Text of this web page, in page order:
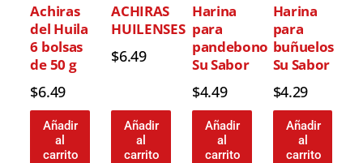
Achiras
del Huila
6 bolsas
de 50 g
$6.49
Añadir
al
carrito
ACHIRAS
HUILENSES
$6.49
Añadir
al
carrito
Harina
para
pandebono
Su Sabor
$4.49
Añadir
al
carrito
Harina
para
buñuelos
Su Sabor
$4.29
Añadir
al
carrito